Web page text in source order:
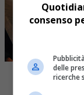
consenso
delle
ricerche